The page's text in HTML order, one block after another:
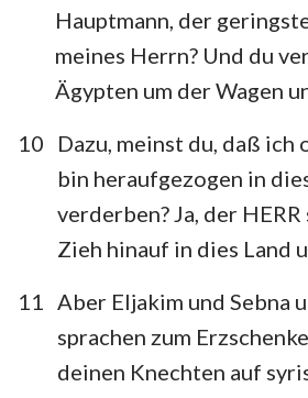
Hauptmann, der
meines Herrn? Und du
Ägypten um der Wagen
10
Dazu, meinst du, daß ich
bin heraufgezogen in
verderben? Ja, der
Zieh hinauf in dies Land
11
Aber Eljakim und Sebna
sprachen zum
deinen Knechten auf